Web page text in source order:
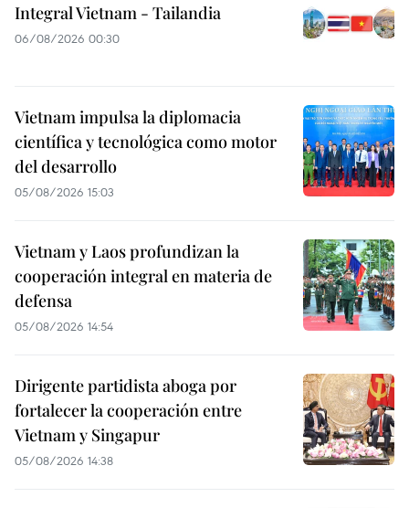
Integral Vietnam - Tailandia
06/08/2026 00:30
Vietnam impulsa la diplomacia
científica y tecnológica como motor
del desarrollo
05/08/2026 15:03
Vietnam y Laos profundizan la
cooperación integral en materia de
defensa
05/08/2026 14:54
Dirigente partidista aboga por
fortalecer la cooperación entre
Vietnam y Singapur
05/08/2026 14:38